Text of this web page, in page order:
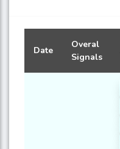
Date
Overal
Signals